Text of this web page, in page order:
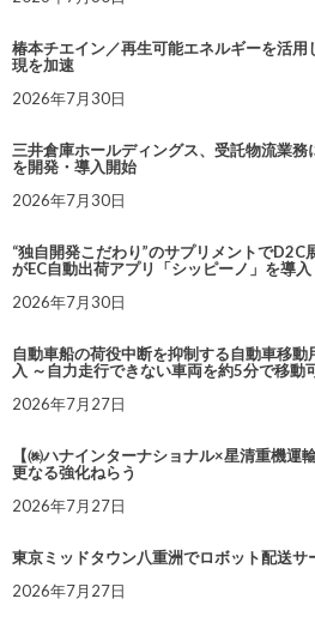
椿本チエイン／再生可能エネルギーを活
現を加速
2026年7月30日
三井倉庫ホールディングス、受託物流業務
を開発・導入開始
2026年7月30日
“独自開発こだわり”のサプリメントでD2C
がEC自動出荷アプリ「シッピーノ」を導入
2026年7月30日
自動車船の荷役中断を抑制する自動車移
入 ～自力走行できない車両を約5分で移動
2026年7月27日
【㈱ハナインターナショナル×星清重機運
更なる強化ねらう
2026年7月27日
東京ミッドタウン八重洲でロボット配送サ
2026年7月27日